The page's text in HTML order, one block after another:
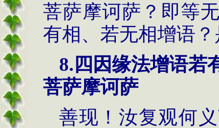
菩萨摩诃萨？即等
有相、若无相增语
8. 四因缘法增语若
菩萨摩诃萨
善现！汝复观何